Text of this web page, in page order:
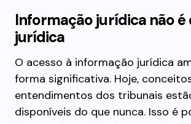
Informação jurídica não é
jurídica
O acesso à informação jurídica
forma significativa. Hoje,
entendimentos dos tribunais
disponíveis do que nunca. Isso é